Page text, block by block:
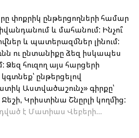
փոքրիկ ընթերցողների համար
և մահանում: Ինչու՞
և պատերազմներ լինում:
ու ընտանիքը ձեզ իսկապես
հուզող այս հարցերի
ընթերցելով
Աստվածաշունչ» գիրքը՝
Կրիստինա Շնըրլի կողմից:
է Մատիաս Վեբերի...